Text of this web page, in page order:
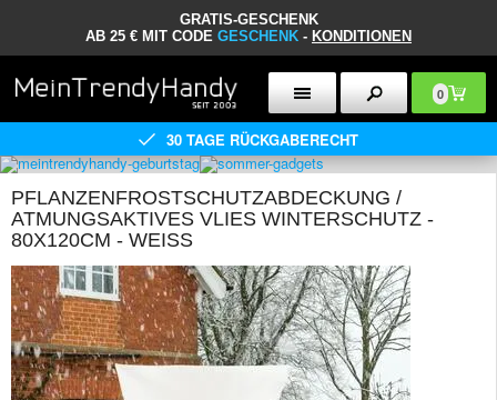
GRATIS-GESCHENK
AB 25 € MIT CODE GESCHENK - KONDITIONEN
0
30 TAGE RÜCKGABERECHT
PFLANZENFROSTSCHUTZABDECKUNG /
ATMUNGSAKTIVES VLIES WINTERSCHUTZ -
80X120CM - WEISS